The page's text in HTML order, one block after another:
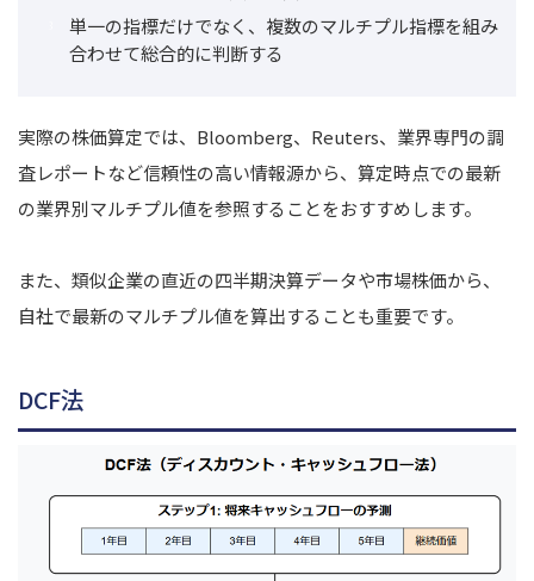
単一の指標だけでなく、複数のマルチプル指標を組み
合わせて総合的に判断する
実際の株価算定では、Bloomberg、Reuters、業界専門の調
査レポートなど信頼性の高い情報源から、算定時点での最新
の業界別マルチプル値を参照することをおすすめします。
また、類似企業の直近の四半期決算データや市場株価から、
自社で最新のマルチプル値を算出することも重要です。
DCF法